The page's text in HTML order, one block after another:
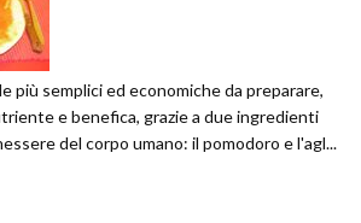
più semplici ed economiche da preparare,
e benefica, grazie a due ingredienti
del corpo umano: il pomodoro e l'agl...